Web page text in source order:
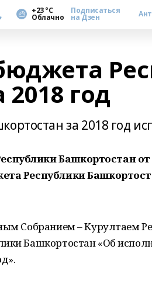
+23 °С
Облачно
Подписаться
на Дзен
год
за 2018 год
Башкортостан от
Республики
Собранием – Курултаем
Башкортостан «Об